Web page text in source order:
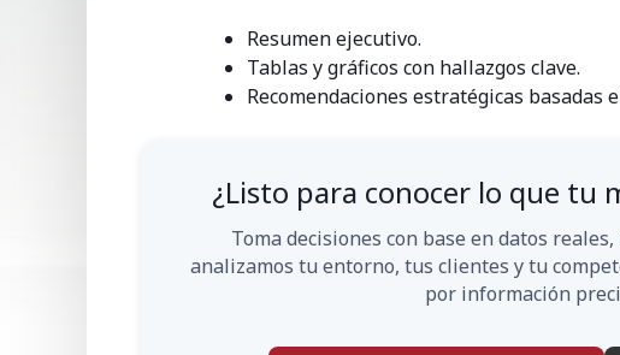
Resumen ejecutivo.
Tablas y gráficos con hallazgos clave.
Recomendaciones estratégicas basadas
¿Listo para conocer lo que tu
Toma decisiones con base en datos
analizamos tu entorno, tus clientes y tu
por información